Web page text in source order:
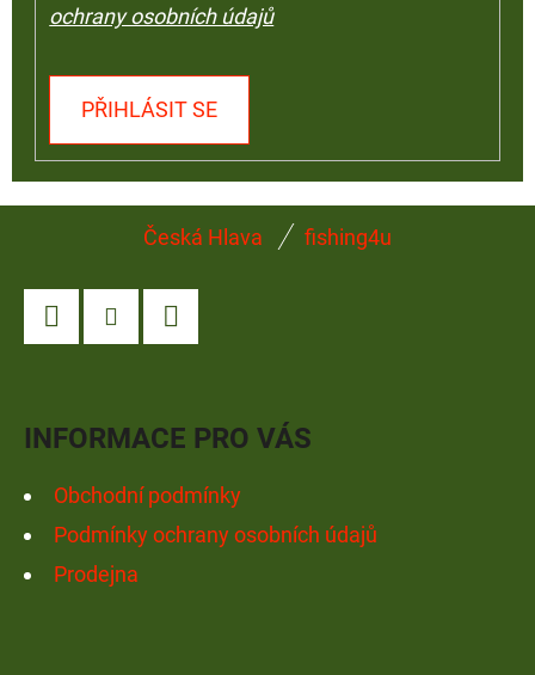
ochrany osobních údajů
PŘIHLÁSIT SE
Česká Hlava fishing4u
INFORMACE PRO VÁS
Obchodní podmínky
Podmínky ochrany osobních údajů
Prodejna